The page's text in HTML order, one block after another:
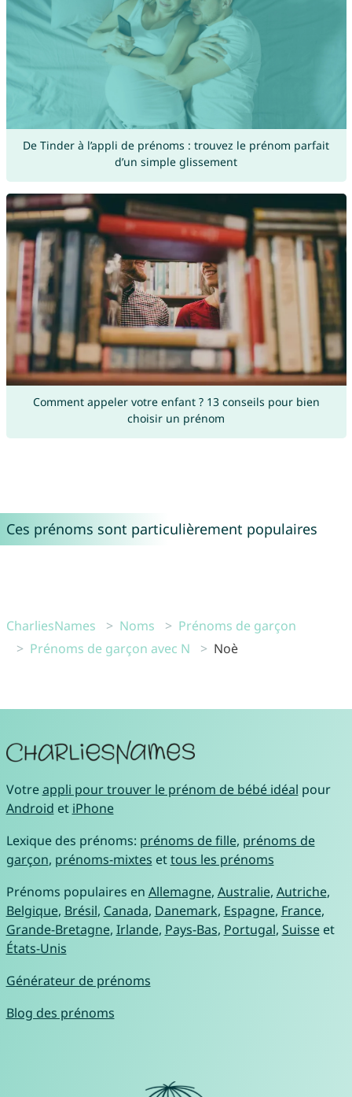
De Tinder à l’appli de prénoms : trouvez le prénom parfait
d’un simple glissement
Comment appeler votre enfant ? 13 conseils pour bien
choisir un prénom
Ces prénoms sont particulièrement populaires
CharliesNames Noms
Prénoms de garçon
Prénoms de garçon avec N
Noè
Votreappli pour trouver le prénom de bébé idéal pour
Android et iPhone
Lexique des prénoms: prénoms de fille, prénoms de
garçon, prénoms-mixtes ettous les prénoms
Prénoms populaires en Allemagne, Australie, Autriche,
Belgique, Brésil, Canada, Danemark, Espagne, France,
Grande-Bretagne, Irlande, Pays-Bas, Portugal, Suisseet
États-Unis
Générateur de prénoms
Blog des prénoms